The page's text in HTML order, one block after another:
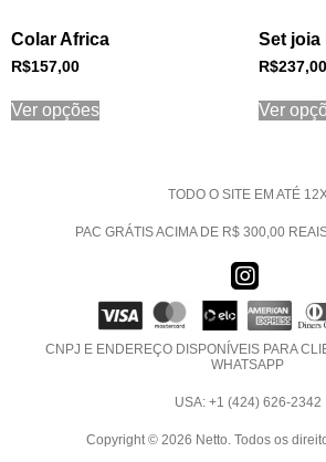
Colar Africa
R$157,00
Ver opções
Set joia
R$237,00
Ver
TODO O SITE EM ATÉ
PAC GRÁTIS ACIMA DE R$ 300,00
CNPJ E ENDEREÇO DISPONÍVEIS PARA
WHATSAPP
USA: +1 (424) 626-2342
Copyright © 2026 Netto. Todos os